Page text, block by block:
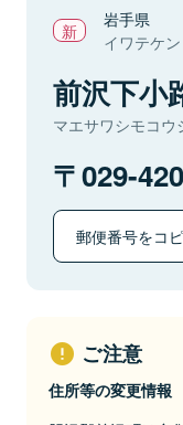
岩手県
イワテケン
前沢下小
マエサワシモコウ
029-
郵便番号をコ
ご注意
住所等の変更情報